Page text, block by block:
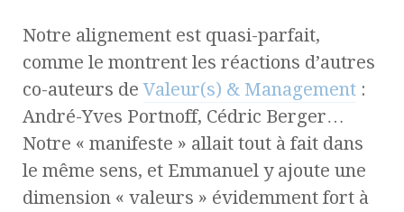
Notre alignement est quasi-parfait,
comme le montrent les réactions d’autres
co-auteurs deValeur(s) & Management :
André-Yves Portnoff, Cédric Berger…
Notre « manifeste » allait tout à fait dans
le même sens, et Emmanuel y ajoute une
dimension « valeurs » évidemment fort à